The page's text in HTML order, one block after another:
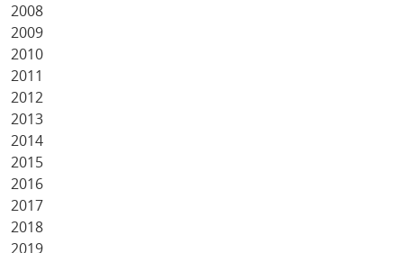
2008
2009
2010
2011
2012
2013
2014
2015
2016
2017
2018
2019